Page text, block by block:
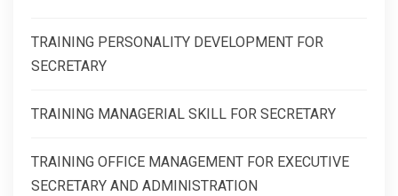
TRAINING PERSONALITY DEVELOPMENT FOR
SECRETARY
TRAINING MANAGERIAL SKILL FOR SECRETARY
TRAINING OFFICE MANAGEMENT FOR EXECUTIVE
SECRETARY AND ADMINISTRATION